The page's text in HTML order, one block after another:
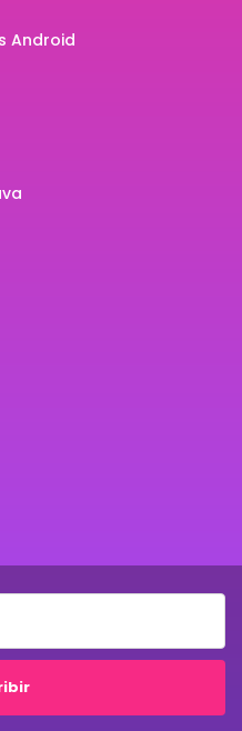
Android